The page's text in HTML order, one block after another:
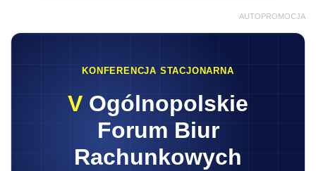
AUTOPROMOCJA
KONFERENCJA STACJONARNA
V Ogólnopolskie
Forum Biur
Rachunkowych